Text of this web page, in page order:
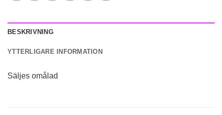
BESKRIVNING
YTTERLIGARE INFORMATION
Säljes omålad